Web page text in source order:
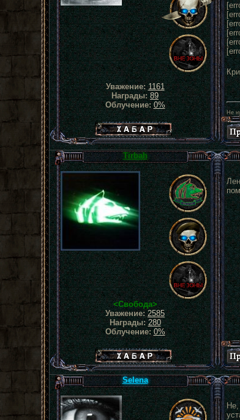
Не
Уважение:1161
Награды: 89
Облучение:0%
Хабар сталкера
Tirbah
<Свобода>
Уважение:2585
Награды:280
Облучение:0%
Хабар сталкера
Selena